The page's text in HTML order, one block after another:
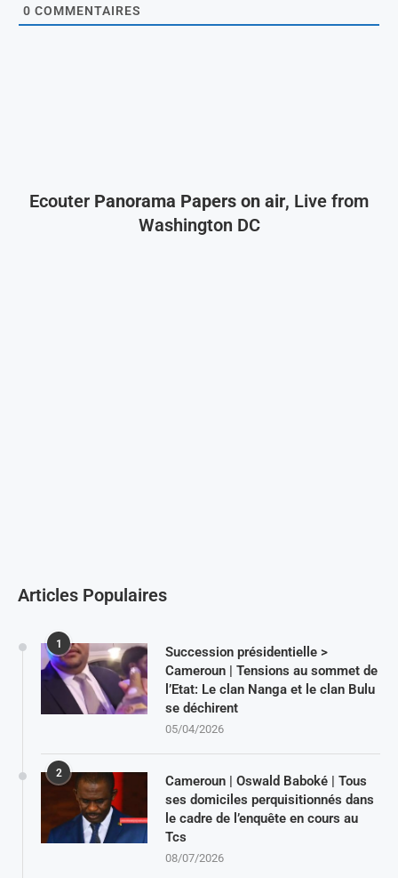
0 COMMENTAIRES
Ecouter Panorama Papers on air, Live from
Washington DC
Articles Populaires
1
Succession présidentielle >
Cameroun | Tensions au sommet de
l’Etat: Le clan Nanga et le clan Bulu
se déchirent
05/04/2026
2
Cameroun | Oswald Baboké | Tous
ses domiciles perquisitionnés dans
le cadre de l’enquête en cours au
Tcs
08/07/2026